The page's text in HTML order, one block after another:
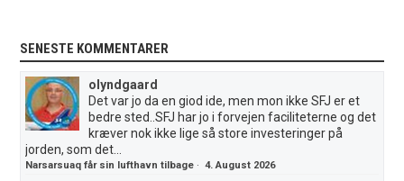
SENESTE KOMMENTARER
olyndgaard
Det var jo da en giod ide, men mon ikke SFJ er et
bedre sted..SFJ har jo i forvejen faciliteterne og det
kræver nok ikke lige så store investeringer på
jorden, som det...
Narsarsuaq får sin lufthavn tilbage ·4. August 2026